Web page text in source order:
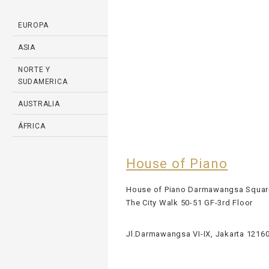
EUROPA
ASIA
NORTE Y
SUDAMERICA
AUSTRALIA
ÁFRICA
House of Piano
House of Piano Darmawangsa
The City Walk 50-51 GF-3rd Floor
Jl.Darmawangsa VI-IX, Jakarta 12160